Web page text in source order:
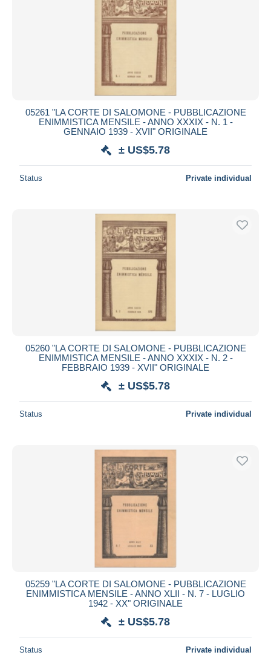
05261 "LA CORTE DI SALOMONE - PUBBLICAZIONE
ENIMMISTICA MENSILE - ANNO XXXIX - N. 1 -
GENNAIO 1939 - XVII" ORIGINALE
± US$5.78
Status Private individual
05260 "LA CORTE DI SALOMONE - PUBBLICAZIONE
ENIMMISTICA MENSILE - ANNO XXXIX - N. 2 -
FEBBRAIO 1939 - XVII" ORIGINALE
± US$5.78
Status Private individual
05259 "LA CORTE DI SALOMONE - PUBBLICAZIONE
ENIMMISTICA MENSILE - ANNO XLII - N. 7 - LUGLIO
1942 - XX" ORIGINALE
± US$5.78
Status Private individual